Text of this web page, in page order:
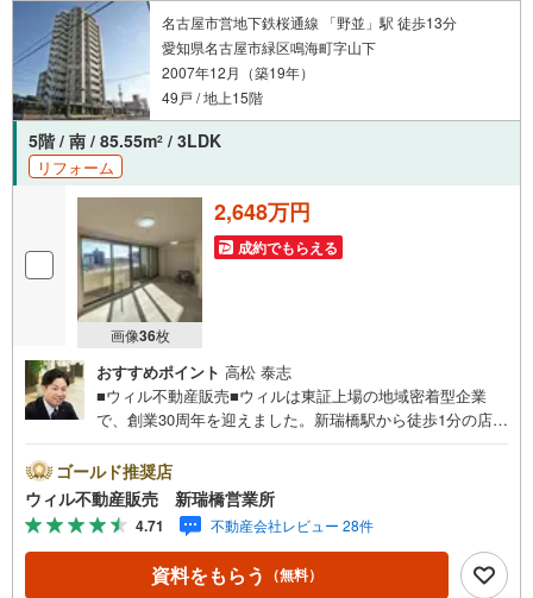
名古屋市営地下鉄桜通線 「野並」駅 徒歩13分
愛知県名古屋市緑区鳴海町字山下
2007年12月（築19年）
49戸 / 地上15階
5階 / 南 / 85.55m2 / 3LDK
リフォーム
画像36枚
2,648万円
成約でもらえる
おすすめポイント 高松 泰志
■ウィル不動産販売■ウィルは東証上場の地域密着型企業
で、創業30周年を迎えました。新瑞橋駅から徒歩1分の店舗
り、お子様連れのお客様も安心してご利用いただけます。●
平日のお住まい探しの方へ●弊社では平日にご内覧や契約を
希望されるお客様のために、「平日会員制度」という割引
プランをご用意しています。●お仕事で忙しい方へ●午前10
時から午後7時まで、毎日営業しております。事前にご予約
いただければ、営業時間外でのご内覧にも対応いたしま
ゴールド推奨店
ウィル不動産販売 新瑞橋営業所
4.71 不動産会社レビュー 28件
資料をもらう （無料）